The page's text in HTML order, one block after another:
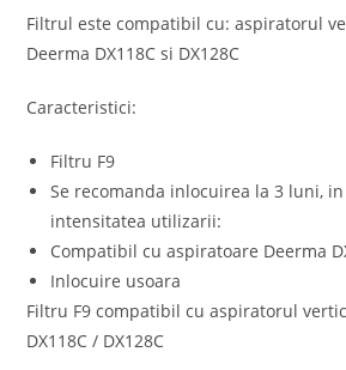
Filtrul este compatibil cu: aspiratorul
Deerma DX118C si DX128C
Caracteristici:
Filtru F9
Se recomanda inlocuirea la 3 luni,
intensitatea utilizarii:
Compatibil cu aspiratoare Deerma
Inlocuire usoara
Filtru F9 compatibil cu aspiratorul
DX118C / DX128C